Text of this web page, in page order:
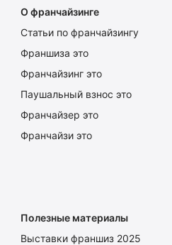
О франчайзинге
Статьи по франчайзингу
Франшиза это
Франчайзинг это
Паушальный взнос это
Франчайзер это
Франчайзи это
Полезные материалы
Выставки франшиз 2025